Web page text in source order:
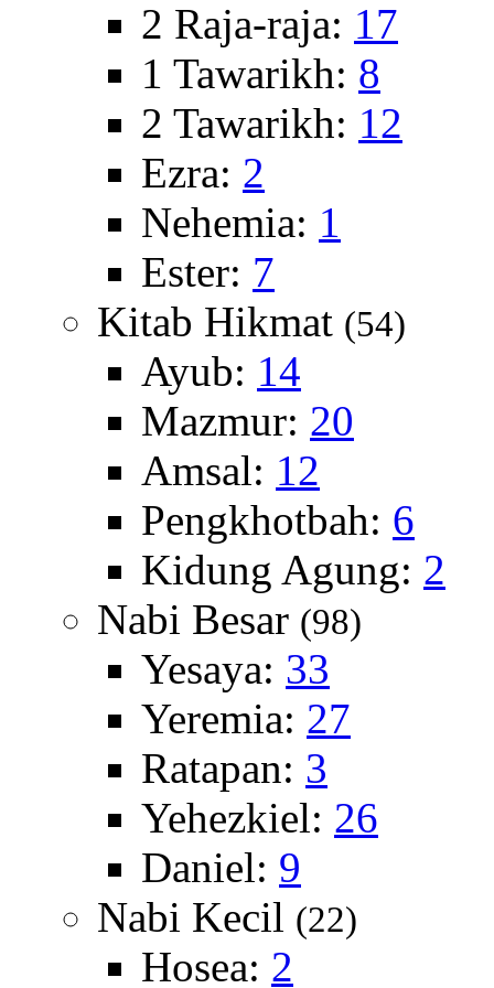
2 Raja-raja: 17
1 Tawarikh: 8
2 Tawarikh: 12
Ezra: 2
Nehemia: 1
Ester: 7
Kitab Hikmat (54)
Ayub: 14
Mazmur: 20
Amsal: 12
Pengkhotbah: 6
Kidung Agung: 2
Nabi Besar (98)
Yesaya: 33
Yeremia: 27
Ratapan: 3
Yehezkiel: 26
Daniel: 9
Nabi Kecil (22)
Hosea: 2